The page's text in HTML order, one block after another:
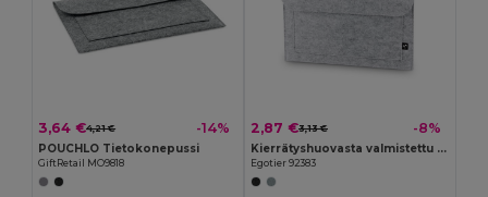
3,64 €4,21 € -14%
POUCHLO Tietokonepussi
GiftRetail MO9818
2,87 €3,13 € -8%
Kierrätyshuovasta valmistettu kannettavan tietokoneen laukku (100% rPET)
Egotier 92383